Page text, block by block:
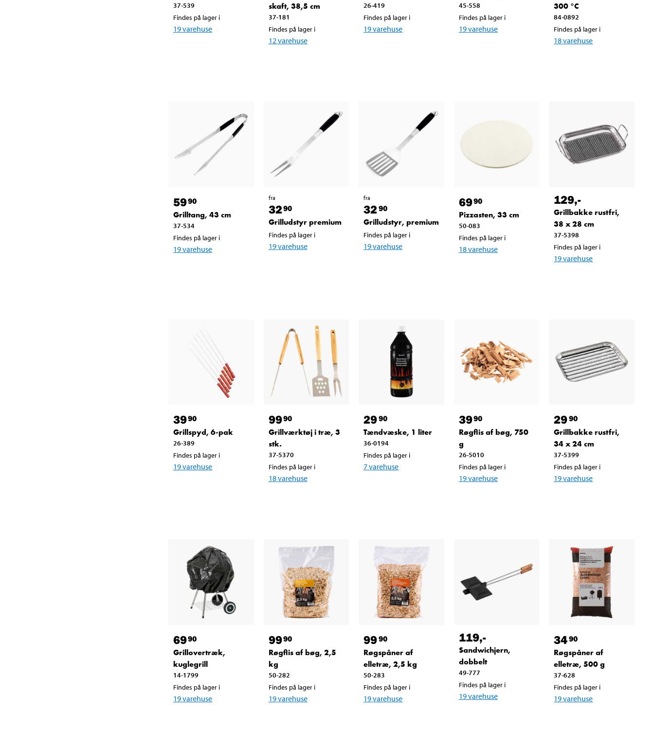
37-539
Findes på lager i
19varehuse
skaft, 38,5 cm
37-181
Findes på lager i
12 varehuse
26-419
Findes på lager i
19varehuse
45-558
Findes på lager i
19varehuse
300 °C
84-0892
Findes på lager i
18varehuse
5990
Grilltang, 43 cm
37-534
Findes på lager i
19varehuse
fra
3290
Grilludstyr premium
Findes på lager i
19varehuse
fra
32 90
Grilludstyr, premium
Findes på lager i
19varehuse
6990
Pizzasten, 33 cm
50-083
Findes på lager i
18varehuse
129,-
Grillbakke rustfri,
38 x 28 cm
37-5398
Findes på lager i
19varehuse
3990
Grillspyd, 6-pak
26-389
Findes på lager i
19varehuse
9990
Grillværktøj i træ, 3
stk.
37-5370
Findes på lager i
18varehuse
2990
Tændvæske, 1 liter
36-0194
Findes på lager i
7varehuse
3990
Røgflis af bøg, 750
g
26-5010
Findes på lager i
19varehuse
2990
Grillbakke rustfri,
34 x 24 cm
37-5399
Findes på lager i
19varehuse
6990
Grillovertræk,
kuglegrill
14-1799
Findes på lager i
19varehuse
9990
Røgflis af bøg, 2,5
kg
50-282
Findes på lager i
19varehuse
9990
Røgspåner af
elletræ, 2,5 kg
50-283
Findes på lager i
19varehuse
119,-
Sandwichjern,
dobbelt
49-777
Findes på lager i
19varehuse
3490
Røgspåner af
elletræ, 500 g
37-628
Findes på lager i
19varehuse